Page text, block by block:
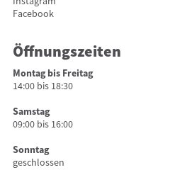
Facebook
Öffnungszeiten
Montag bis Freitag
14:00 bis 18:30
Samstag
09:00 bis 16:00
Sonntag
geschlossen